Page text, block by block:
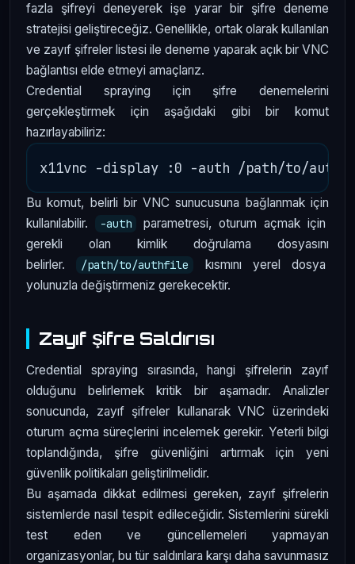
fazla şifreyi deneyerek işe yarar bir şifre deneme
stratejisi geliştireceğiz. Genellikle, ortak olarak kullanılan
ve zayıf şifreler listesi ile deneme yaparak açık bir VNC
bağlantısı elde etmeyi amaçlarız.
Credential spraying için şifre denemelerini
gerçekleştirmek için aşağıdaki gibi bir komut
hazırlayabiliriz:
Bu komut, belirli bir VNC sunucusuna bağlanmak için
kullanılabilir.
-auth
parametresi, oturum açmak için
gerekli olan kimlik doğrulama dosyasını
belirler.
/path/to/authfile
kısmını yerel dosya
yolunuzla değiştirmeniz gerekecektir.
Zayıf Şifre Saldırısı
Credential spraying sırasında, hangi şifrelerin zayıf
olduğunu belirlemek kritik bir aşamadır. Analizler
sonucunda, zayıf şifreler kullanarak VNC üzerindeki
oturum açma süreçlerini incelemek gerekir. Yeterli bilgi
toplandığında, şifre güvenliğini artırmak için yeni
güvenlik politikaları geliştirilmelidir.
Bu aşamada dikkat edilmesi gereken, zayıf şifrelerin
sistemlerde nasıl tespit edileceğidir. Sistemlerini sürekli
test eden ve güncellemeleri yapmayan
organizasyonlar, bu tür saldırılara karşı daha savunmasız